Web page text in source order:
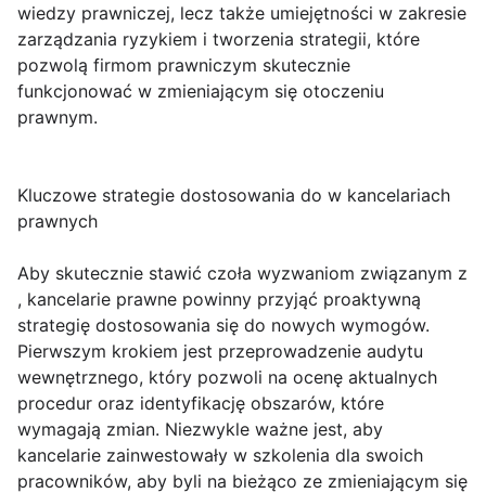
wiedzy prawniczej, lecz także umiejętności w zakresie
zarządzania ryzykiem i tworzenia strategii, które
pozwolą firmom prawniczym skutecznie
funkcjonować w zmieniającym się otoczeniu
prawnym.
Kluczowe strategie dostosowania do w kancelariach
prawnych
Aby skutecznie stawić czoła wyzwaniom związanym z
, kancelarie prawne powinny przyjąć proaktywną
strategię dostosowania się do nowych wymogów.
Pierwszym krokiem jest przeprowadzenie audytu
wewnętrznego, który pozwoli na ocenę aktualnych
procedur oraz identyfikację obszarów, które
wymagają zmian. Niezwykle ważne jest, aby
kancelarie zainwestowały w szkolenia dla swoich
pracowników, aby byli na bieżąco ze zmieniającym się